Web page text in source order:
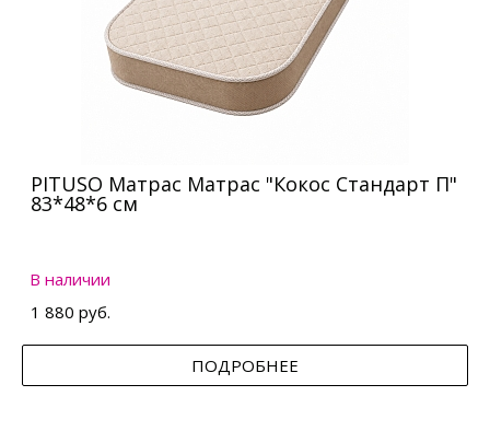
PITUSO Матрас Матрас "Кокос Стандарт П"
83*48*6 см
В наличии
1 880 руб.
ПОДРОБНЕЕ